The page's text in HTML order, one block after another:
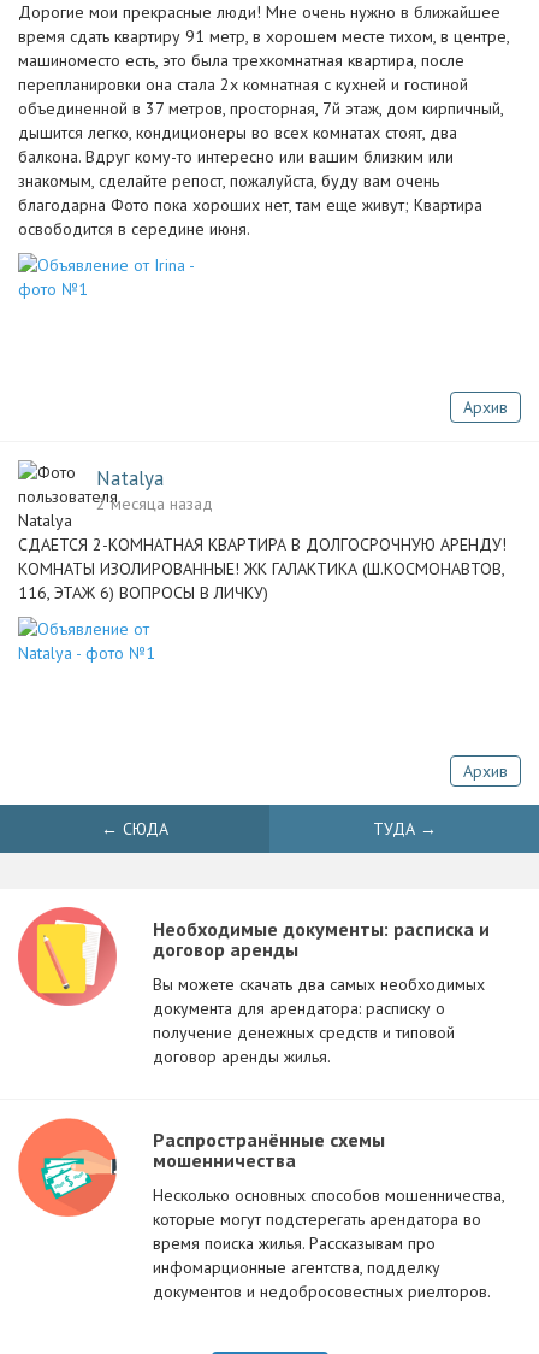
Дорогие мои прекрасные люди! Мне очень нужно в ближайшее
время сдать квартиру 91 метр, в хорошем месте тихом, в центре,
машиноместо есть, это была трехкомнатная квартира, после
перепланировки она стала 2х комнатная с кухней и гостиной
объединенной в 37 метров, просторная, 7й этаж, дом кирпичный,
дышится легко, кондиционеры во всех комнатах стоят, два
балкона. Вдруг кому-то интересно или вашим близким или
знакомым, сделайте репост, пожалуйста, буду вам очень
благодарна Фото пока хороших нет, там еще живут; Квартира
освободится в середине июня.
Архив
Natalya
2 месяца назад
СДАЕТСЯ 2-КОМНАТНАЯ КВАРТИРА В ДОЛГОСРОЧНУЮ АРЕНДУ!
КОМНАТЫ ИЗОЛИРОВАННЫЕ! ЖК ГАЛАКТИКА (Ш.КОСМОНАВТОВ,
116, ЭТАЖ 6) ВОПРОСЫ В ЛИЧКУ)
Архив
← СЮДА ТУДА →
Необходимые документы: расписка и
договор аренды
Вы можете скачать два самых необходимых
документа для арендатора: расписку о
получение денежных средств и типовой
договор аренды жилья.
Распространённые схемы
мошенничества
Несколько основных способов мошенничества,
которые могут подстерегать арендатора во
время поиска жилья. Рассказывам про
инфомарционные агентства, подделку
документов и недобросовестных риелторов.